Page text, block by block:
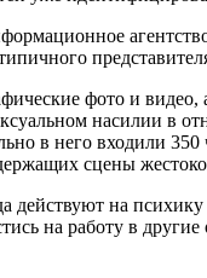
фото и
насилии в
в него входили
сцены
действуют на
на работу в